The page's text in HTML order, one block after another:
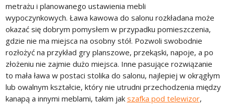
metrażu i planowanego ustawienia mebli
wypoczynkowych. Ława kawowa do salonu rozkładana może
okazać się dobrym pomysłem w przypadku pomieszczenia,
gdzie nie ma miejsca na osobny stół. Pozwoli swobodnie
rozłożyć na przykład gry planszowe, przekąski, napoje, a po
złożeniu nie zajmie dużo miejsca. Inne pasujące rozwiązanie
to mała ława w postaci stolika do salonu, najlepiej w okrągłym
lub owalnym kształcie, który nie utrudni przechodzenia między
kanapą a innymi meblami, takim jak szafka pod telewizor,